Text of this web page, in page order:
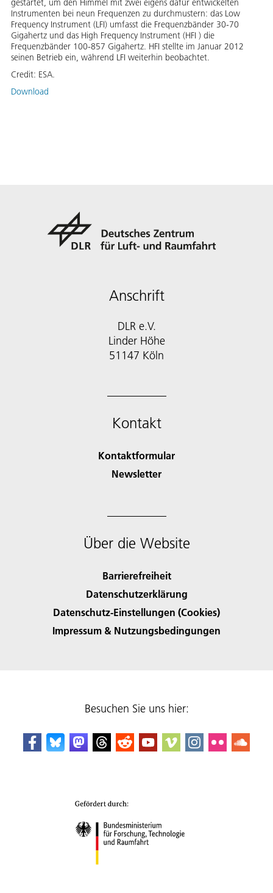
gestartet, um den Himmel mit zwei eigens dafür entwickelten
Instrumenten bei neun Frequenzen zu durchmustern: das Low
Frequency Instrument (LFI) umfasst die Frequenzbänder 30-70
Gigahertz und das High Frequency Instrument (HFI ) die
Frequenzbänder 100-857 Gigahertz. HFI stellte im Januar 2012
seinen Betrieb ein, während LFI weiterhin beobachtet.
Credit: ESA.
Download
Anschrift
DLR e.V.
Linder Höhe
51147 Köln
Kontakt
Kontaktformular
Newsletter
Über die Website
Barrierefreiheit
Datenschutzerklärung
Datenschutz-Einstellungen (Cookies)
Impressum & Nutzungsbedingungen
Besuchen Sie uns hier: